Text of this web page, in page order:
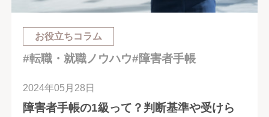
お役立ちコラム
#転職・就職ノウハウ#障害者手帳
2024年05月28日
障害者手帳の1級って？判断基準や受けら